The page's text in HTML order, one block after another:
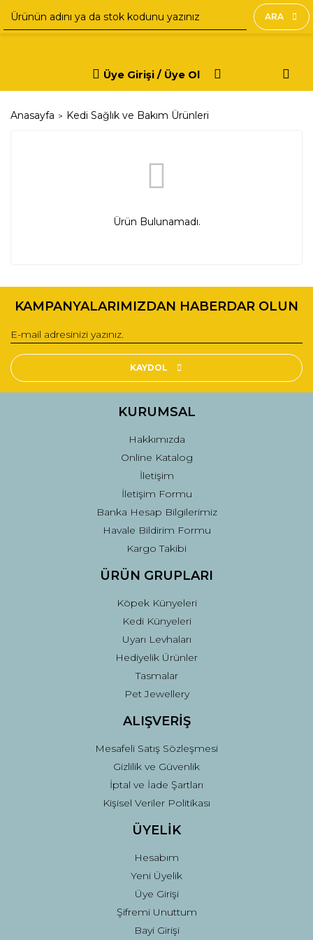
ARA
Üye Girişi / Üye Ol
Anasayfa Kedi Sağlık ve Bakım Ürünleri
Ürün Bulunamadı.
KAMPANYALARIMIZDAN HABERDAR OLUN
KAYDOL
KURUMSAL
Hakkımızda
Online Katalog
İletişim
İletişim Formu
Banka Hesap Bilgilerimiz
Havale Bildirim Formu
Kargo Takibi
ÜRÜN GRUPLARI
Köpek Künyeleri
Kedi Künyeleri
Uyarı Levhaları
Hediyelik Ürünler
Tasmalar
Pet Jewellery
ALIŞVERİŞ
Mesafeli Satış Sözleşmesi
Gizlilik ve Güvenlik
İptal ve İade Şartları
Kişisel Veriler Politikası
ÜYELİK
Hesabım
Yeni Üyelik
Üye Girişi
Şifremi Unuttum
Bayi Girişi